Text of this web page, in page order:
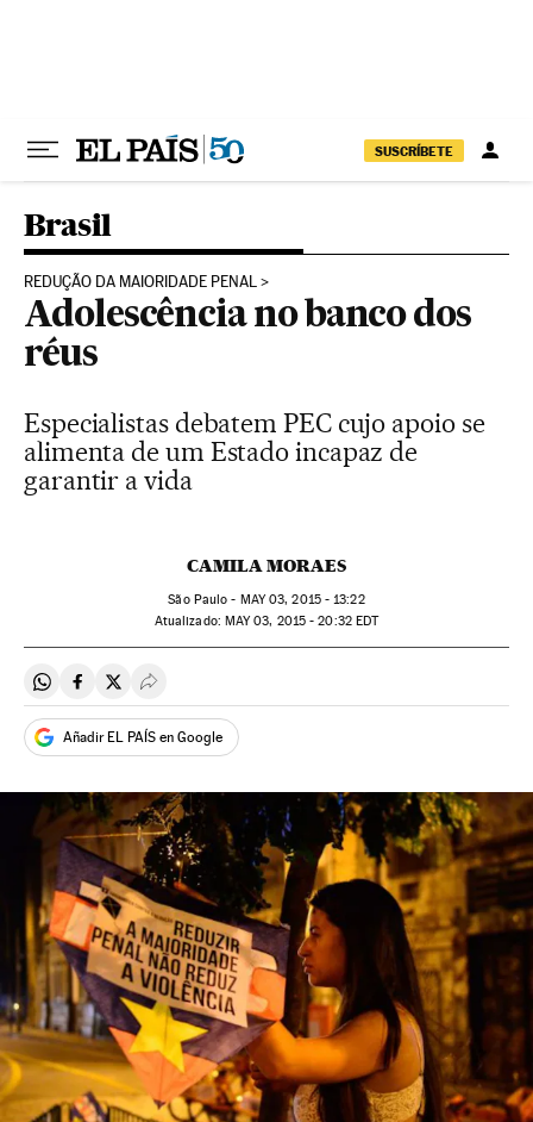
SUSCRÍBETE
Brasil
REDUÇÃO DA MAIORIDADE PENAL
Adolescência no banco dos
réus
Especialistas debatem PEC cujo apoio se
alimenta de um Estado incapaz de
garantir a vida
CAMILA MORAES
São Paulo - MAY03, 2015 - 13:22
atualizado: MAY03, 2015 - 20:32EDT
Compartir en Whatsapp
Compartir en Facebook
Compartir en Twitter
Desplegar Redes Sociales
Añadir EL PAÍS en Google